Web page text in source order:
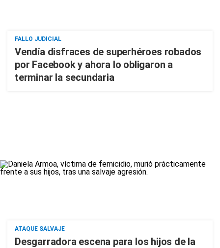
FALLO JUDICIAL
Vendía disfraces de superhéroes robados
por Facebook y ahora lo obligaron a
terminar la secundaria
ATAQUE SALVAJE
Desgarradora escena para los hijos de la